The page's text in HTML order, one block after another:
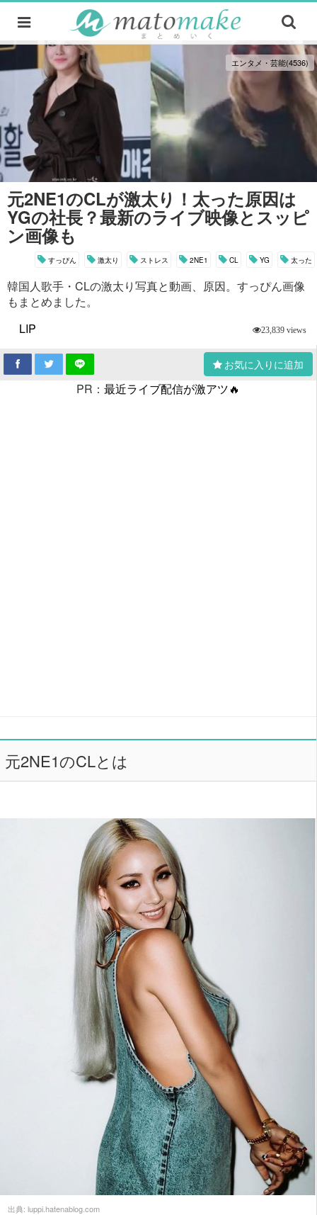
エンタメ・芸能(4536)
元2NE1のCLが激太り！太った原因は
YGの社長？最新のライブ映像とスッピ
ン画像も
すっぴん 激太り ストレス 2NE1 CL YG 太った
韓国人歌手・CLの激太り写真と動画、原因。すっぴん画像
もまとめました。
LIP
23,839 views
お気に入りに追加
PR： 最近ライブ配信が激アツ🔥
元2NE1のCLとは
出典: luppi.hatenablog.com